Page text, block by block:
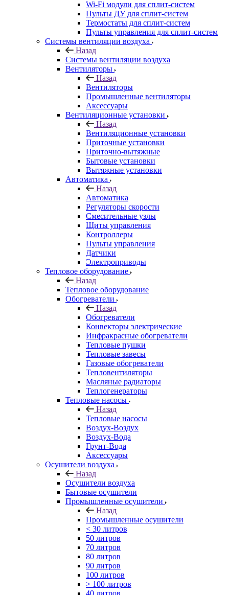
Wi-Fi модули для сплит-систем
Пульты ДУ для сплит-систем
Термостаты для сплит-систем
Пульты управления для сплит-систем
Системы вентиляции воздуха
Назад
Системы вентиляции воздуха
Вентиляторы
Назад
Вентиляторы
Промышленные вентиляторы
Аксессуары
Вентиляционные установки
Назад
Вентиляционные установки
Приточные установки
Приточно-вытяжные
Бытовые установки
Вытяжные установки
Автоматика
Назад
Автоматика
Регуляторы скорости
Смесительные узлы
Щиты управления
Контроллеры
Пульты управления
Датчики
Электроприводы
Тепловое оборудование
Назад
Тепловое оборудование
Обогреватели
Назад
Обогреватели
Конвекторы электрические
Инфракрасные обогреватели
Тепловые пушки
Тепловые завесы
Газовые обогреватели
Тепловентиляторы
Масляные радиаторы
Теплогенераторы
Тепловые насосы
Назад
Тепловые насосы
Воздух-Воздух
Воздух-Вода
Грунт-Вода
Аксессуары
Осушители воздуха
Назад
Осушители воздуха
Бытовые осушители
Промышленные осушители
Назад
Промышленные осушители
< 30 литров
50 литров
70 литров
80 литров
90 литров
100 литров
> 100 литров
40 литров